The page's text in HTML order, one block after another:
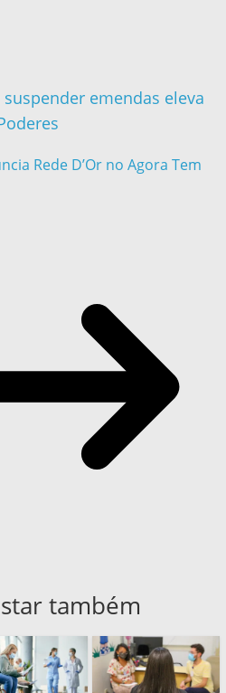
suspender emendas eleva
Rede D’Or no Agora Tem
também